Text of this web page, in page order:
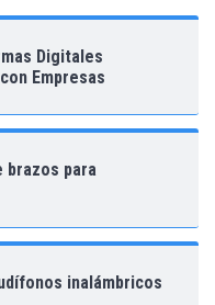
Digitales
Empresas
brazos para
inalámbricos